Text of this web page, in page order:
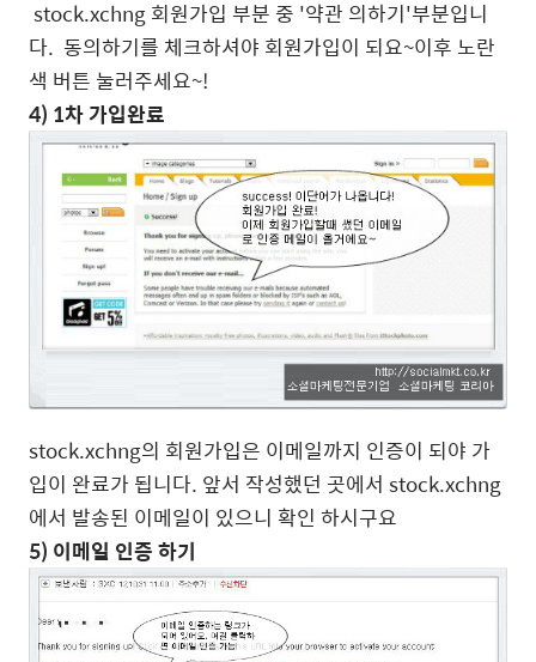
stock.xchng 회원가입 부분 중 '약관 의하기'부분입니
다. 동의하기를 체크하셔야 회원가입이 되요~이후 노란
색 버튼 눌러주세요~!
4) 1차 가입완료
stock.xchng의 회원가입은 이메일까지 인증이 되야 가
입이 완료가 됩니다. 앞서 작성했던 곳에서 stock.xchng
에서 발송된 이메일이 있으니 확인 하시구요
5) 이메일 인증 하기